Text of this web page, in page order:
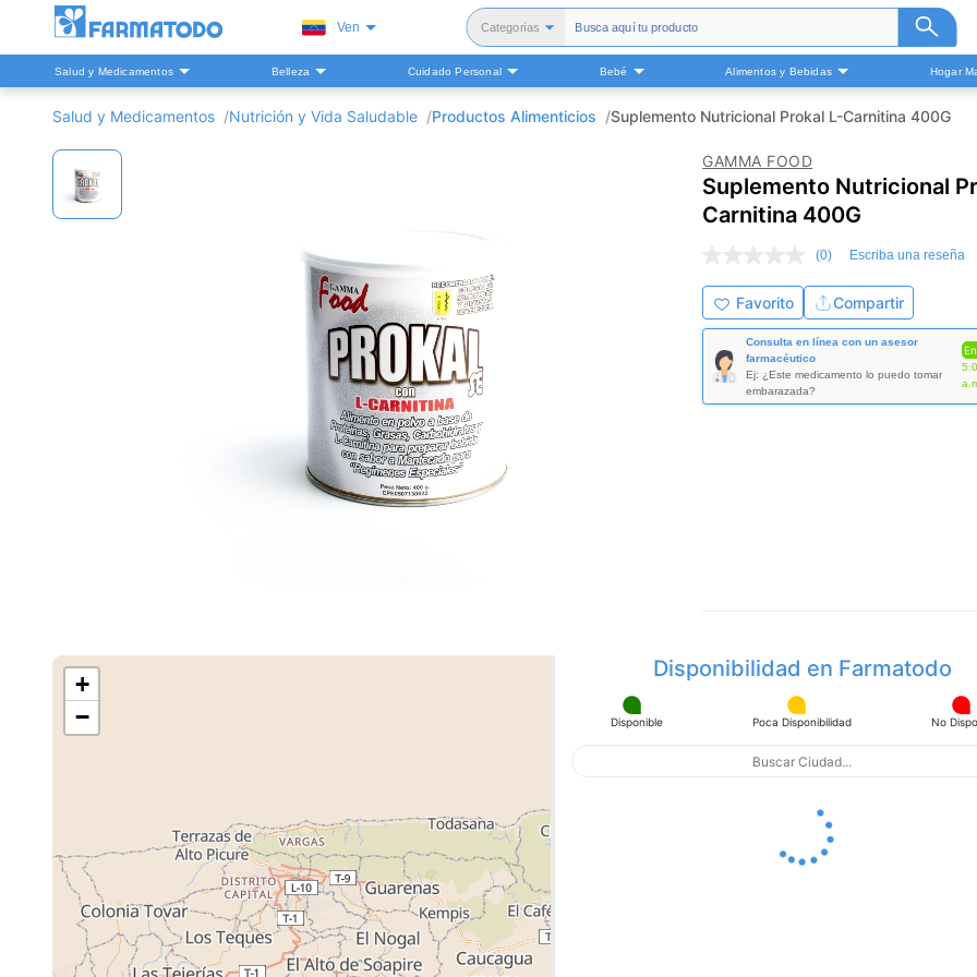
Ven Categorías
Todas
Belleza
Salud y Medicamentos Belleza Cuidado Personal Bebé Alimentos y Bebidas Hogar
Salud y Medicamentos Nutrición y Vida Saludable Productos Alimenticios Suplemento Nutricional Prokal L-Carnitina 400G
GAMMA FOOD
Suplemento Nutricional
Carnitina 400G
puntuación
Enlace
en
la
misma
página.
(0) Escriba una reseña
Favorito Compartir
Consulta en línea con un asesor
farmacéutico
Ej: ¿Este medicamento lo puedo tomar
embarazada?
+
−
Cargando Mapa con
Tiendas ...
Disponibilidad en Farmatodo
Disponible Poca Disponibilidad No